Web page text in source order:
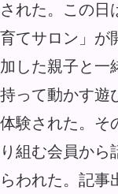
れた。この日
てサロン」が
した親子と一
って動かす遊
験された。そ
組む会員から
われた。記事